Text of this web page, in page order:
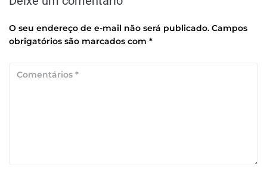
O seu endereço de e-mail não será publicado. Campos
obrigatórios são marcados com *